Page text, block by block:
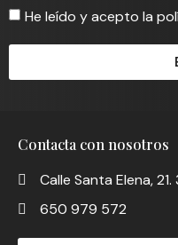
He leído y acepto la
Contacta con nosotros
Calle Santa Elena,
650 979 572